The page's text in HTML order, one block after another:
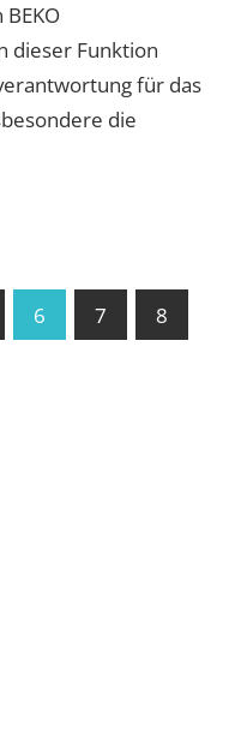
dieser Funktion
für das
die
6 7
8